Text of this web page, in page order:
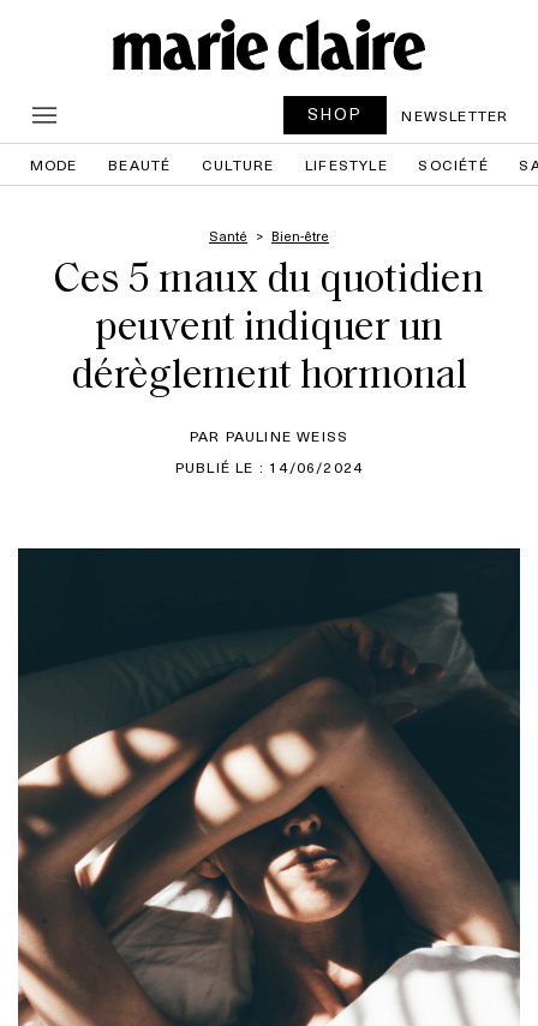
SHOP NEWSLETTER
MODE BEAUTÉ CULTURE LIFESTYLE SOCIÉTÉ
Santé Bien-être
Ces 5 maux du quotidien
peuvent indiquer un
dérèglement hormonal
PAR PAULINE WEISS
PUBLIÉ LE : 14/06/2024